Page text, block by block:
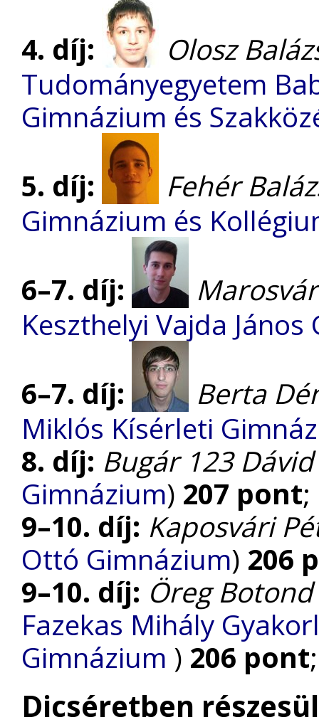
4. díj:
Olosz
Tudományegyetem
Gimnázium és
5. díj:
Fehér
Gimnázium és
6–7. díj:
Keszthelyi Vajda
6–7. díj:
Berta
Miklós Kísérleti
8. díj: Bugár 123 Dávid
Gimnázium) 207 pont;
9–10. díj: Kaposvári
Ottó Gimnázium) 206
9–10. díj: Öreg Botond
Fazekas Mihály
Gimnázium ) 206 pont;
Dicséretben